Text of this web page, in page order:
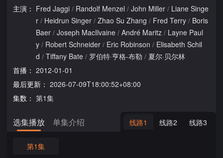
主演： Fred Jaggi / Randolf Menzel / John Miller / Liane Singe
r / Heidrun Singer / Zhao Su Zhang / Fred Terry / Boris
Baer / Joseph MacIlvaine / André Maritz / Layne Paul
y / Robert Schneider / Eric Robinson / Elisabeth Schil
d / Tiffany Bate / 罗伯特·亨格-布勒 / 夏尔·贝尔林
首播： 2012-01-01
最后更新： 2026-07-09T18:00:52+08:00
集数： 第1集
选集播放 单集介绍 线路1 线路2 线路3
第1集